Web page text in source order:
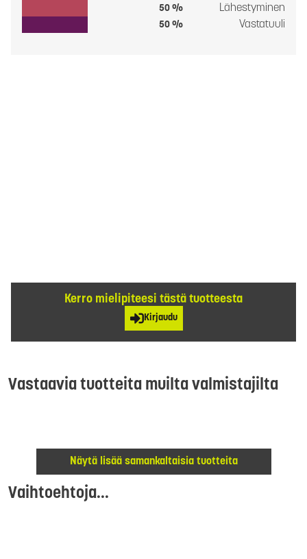
50 % Lähestyminen
50 % Vastatuuli
Kerro mielipiteesi tästä tuotteesta
Kirjaudu
Vastaavia tuotteita muilta valmistajilta
Näytä lisää samankaltaisia tuotteita
Vaihtoehtoja...